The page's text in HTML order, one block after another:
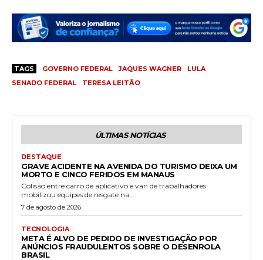
TAGS GOVERNO FEDERAL JAQUES WAGNER
LULA
SENADO FEDERAL
TERESA LEITÃO
ÚLTIMAS NOTÍCIAS
DESTAQUE
GRAVE ACIDENTE NA AVENIDA DO TURISMO DEIXA UM
MORTO E CINCO FERIDOS EM MANAUS
Colisão entre carro de aplicativo e van de trabalhadores
mobilizou equipes de resgate na...
7 de agosto de 2026
TECNOLOGIA
META É ALVO DE PEDIDO DE INVESTIGAÇÃO POR
ANÚNCIOS FRAUDULENTOS SOBRE O DESENROLA
BRASIL